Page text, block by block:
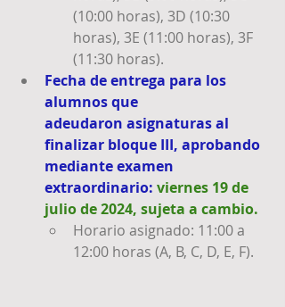
(10:00 horas), 3D (10:30
horas), 3E (11:00 horas), 3F
(11:30 horas).
Fecha de entrega para los
alumnos que
adeudaron asignaturas al
finalizar bloque III, aprobando
mediante examen
extraordinario: viernes 19 de
julio de 2024, sujeta a cambio.
Horario asignado: 11:00 a
12:00 horas (A, B, C, D, E, F).